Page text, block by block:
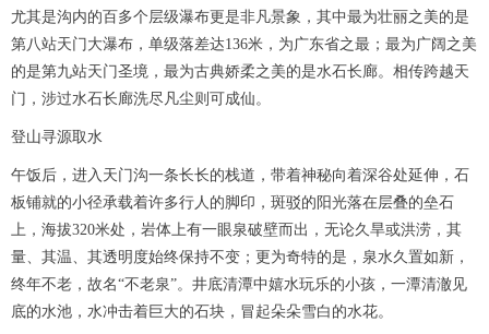
尤其是沟内的百多个层级瀑布更是非凡景象，其中最为壮丽之美的是
第八站天门大瀑布，单级落差达136米，为广东省之最；最为广阔之美
的是第九站天门圣境，最为古典娇柔之美的是水石长廊。相传跨越天
门，涉过水石长廊洗尽凡尘则可成仙。
登山寻源取水
午饭后，进入天门沟一条长长的栈道，带着神秘向着深谷处延伸，石
板铺就的小径承载着许多行人的脚印，斑驳的阳光落在层叠的垒石
上，海拔320米处，岩体上有一眼泉破壁而出，无论久旱或洪涝，其
量、其温、其透明度始终保持不变；更为奇特的是，泉水久置如新，
终年不老，故名“不老泉”。井底清潭中嬉水玩乐的小孩，一潭清澈见
底的水池，水冲击着巨大的石块，冒起朵朵雪白的水花。